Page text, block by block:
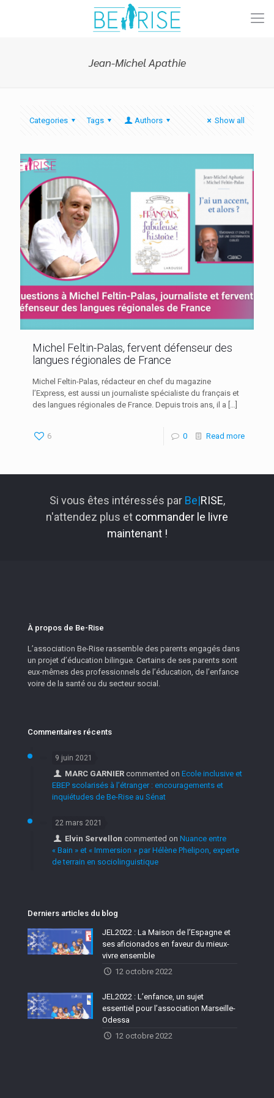
Jean-Michel Apathie
Categories Tags Authors Show all
Michel Feltin-Palas, fervent défenseur des
langues régionales de France
Michel Feltin-Palas, rédacteur en chef du magazine
l’Express, est aussi un journaliste spécialiste du français et
des langues régionales de France. Depuis trois ans, il a […]
6 0 Read more
Si vous êtes intéressés par Be|RISE,
n'attendez plus et commander le livre
maintenant !
À propos de Be-Rise
L’association Be-Rise rassemble des parents engagés dans
un projet d’éducation bilingue. Certains de ses parents sont
eux-mêmes des professionnels de l’éducation, de l’enfance
voire de la santé ou du secteur social.
Commentaires récents
9 juin 2021
MARC GARNIER commented onEcole inclusive et
EBEP scolarisés à l’étranger : encouragements et
inquiétudes de Be-Rise au Sénat
22 mars 2021
Elvin Servellon commented onNuance entre
« Bain » et « Immersion » par Hélène Phelipon, experte
de terrain en sociolinguistique
Derniers articles du blog
JEL2022 : La Maison de l’Espagne et
ses aficionados en faveur du mieux-
vivre ensemble
12 octobre 2022
JEL2022 : L’enfance, un sujet
essentiel pour l’association Marseille-
Odessa
12 octobre 2022